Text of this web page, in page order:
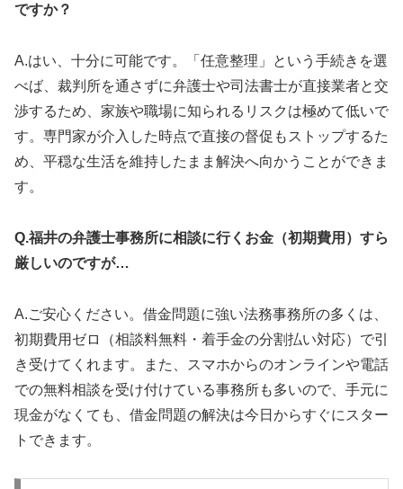
ですか？
A.はい、十分に可能です。「任意整理」という手続きを選
べば、裁判所を通さずに弁護士や司法書士が直接業者と交
渉するため、家族や職場に知られるリスクは極めて低いで
す。専門家が介入した時点で直接の督促もストップするた
め、平穏な生活を維持したまま解決へ向かうことができま
す。
Q.福井の弁護士事務所に相談に行くお金（初期費用）すら
厳しいのですが…
A.ご安心ください。借金問題に強い法務事務所の多くは、
初期費用ゼロ（相談料無料・着手金の分割払い対応）で引
き受けてくれます。また、スマホからのオンラインや電話
での無料相談を受け付けている事務所も多いので、手元に
現金がなくても、借金問題の解決は今日からすぐにスター
トできます。